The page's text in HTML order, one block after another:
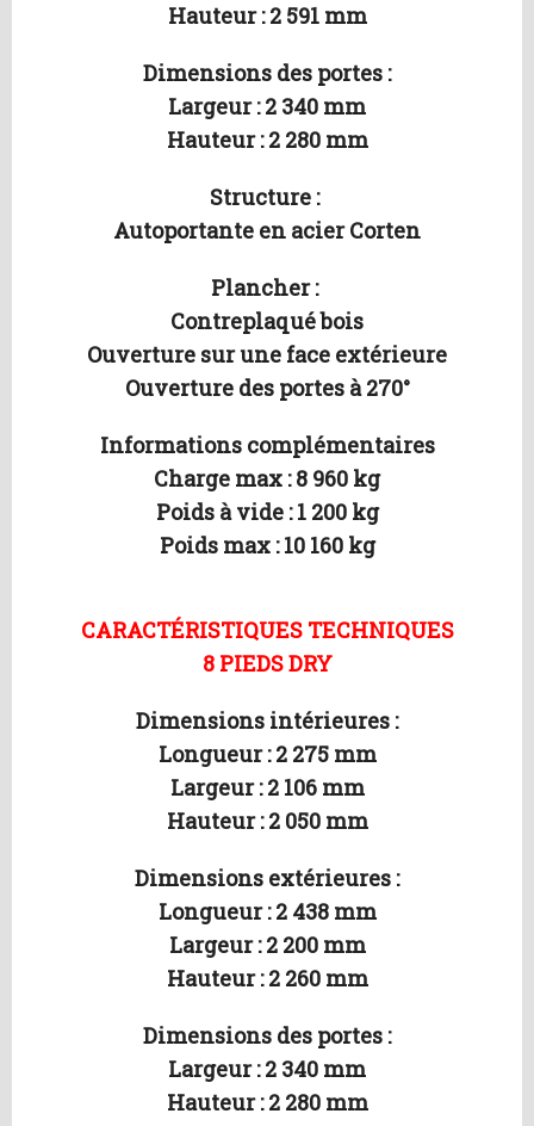
Hauteur : 2 591 mm
Dimensions des portes :
Largeur : 2 340 mm
Hauteur : 2 280 mm
Structure :
Autoportante en acier Corten
Plancher :
Contreplaqué bois
Ouverture sur une face extérieure
Ouverture des portes à 270°
Informations complémentaires
Charge max : 8 960 kg
Poids à vide : 1 200 kg
Poids max : 10 160 kg
CARACTÉRISTIQUES TECHNIQUES
8 PIEDS DRY
Dimensions intérieures :
Longueur : 2 275 mm
Largeur : 2 106 mm
Hauteur : 2 050 mm
Dimensions extérieures :
Longueur : 2 438 mm
Largeur : 2 200 mm
Hauteur : 2 260 mm
Dimensions des portes :
Largeur : 2 340 mm
Hauteur : 2 280 mm